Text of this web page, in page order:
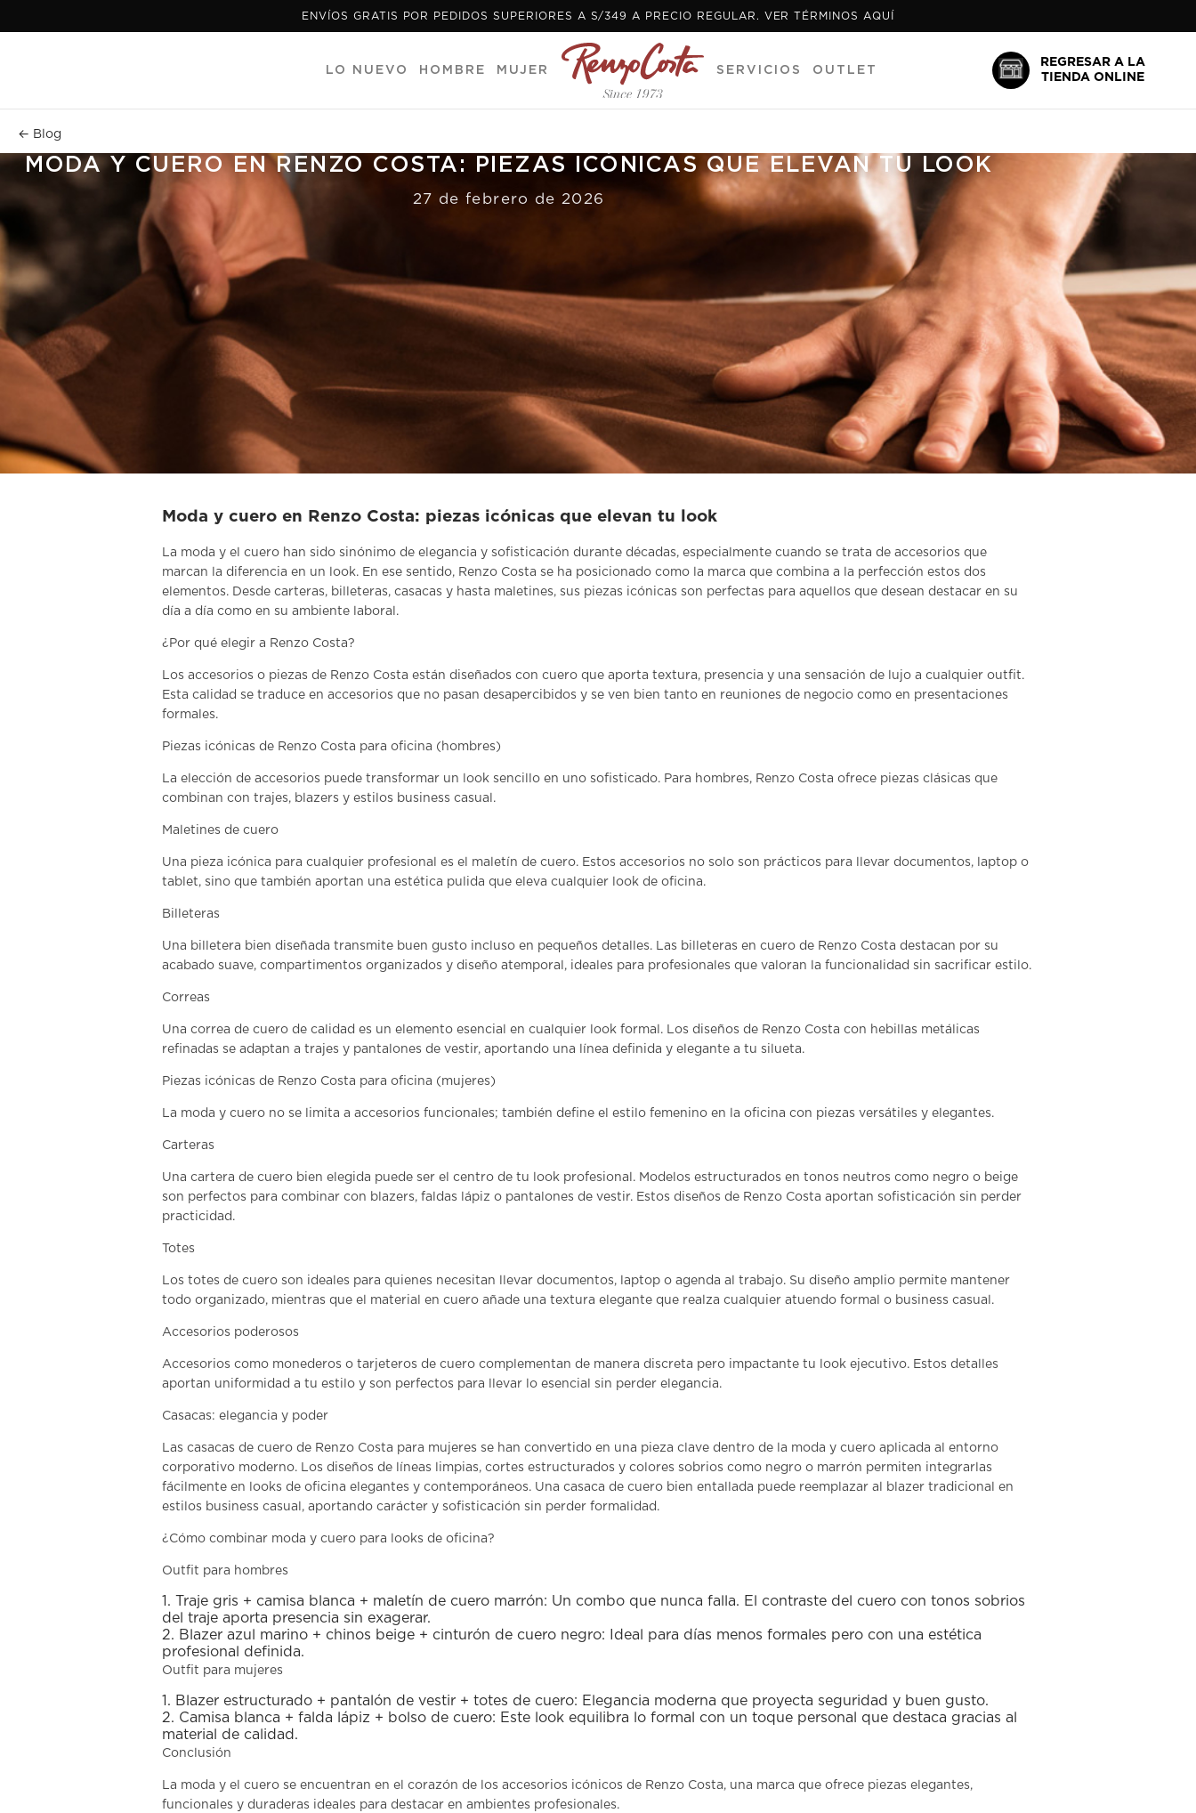
ENVÍOS GRATIS POR PEDIDOS SUPERIORES A S/349 A PRECIO REGULAR. VER TÉRMINOS AQUÍ
LO NUEVO HOMBRE MUJER SERVICIOS OUTLET
REGRESAR A LA
TIENDA ONLINE
← Blog
MODA Y CUERO EN RENZO COSTA: PIEZAS ICÓNICAS QUE ELEVAN TU LOOK
27 de febrero de 2026
Moda y cuero en Renzo Costa: piezas icónicas que elevan tu look
La moda y el cuero han sido sinónimo de elegancia y sofisticación durante décadas, especialmente cuando se trata de accesorios que
marcan la diferencia en un look. En ese sentido, Renzo Costa se ha posicionado como la marca que combina a la perfección estos dos
elementos. Desde carteras, billeteras, casacas y hasta maletines, sus piezas icónicas son perfectas para aquellos que desean destacar en su
día a día como en su ambiente laboral.
¿Por qué elegir a Renzo Costa?
Los accesorios o piezas de Renzo Costa están diseñados con cuero que aporta textura, presencia y una sensación de lujo a cualquier outfit.
Esta calidad se traduce en accesorios que no pasan desapercibidos y se ven bien tanto en reuniones de negocio como en presentaciones
formales.
Piezas icónicas de Renzo Costa para oficina (hombres)
La elección de accesorios puede transformar un look sencillo en uno sofisticado. Para hombres, Renzo Costa ofrece piezas clásicas que
combinan con trajes, blazers y estilos business casual.
Maletines de cuero
Una pieza icónica para cualquier profesional es el maletín de cuero. Estos accesorios no solo son prácticos para llevar documentos, laptop o
tablet, sino que también aportan una estética pulida que eleva cualquier look de oficina.
Billeteras
Una billetera bien diseñada transmite buen gusto incluso en pequeños detalles. Las billeteras en cuero de Renzo Costa destacan por su
acabado suave, compartimentos organizados y diseño atemporal, ideales para profesionales que valoran la funcionalidad sin sacrificar estilo.
Correas
Una correa de cuero de calidad es un elemento esencial en cualquier look formal. Los diseños de Renzo Costa con hebillas metálicas
refinadas se adaptan a trajes y pantalones de vestir, aportando una línea definida y elegante a tu silueta.
Piezas icónicas de Renzo Costa para oficina (mujeres)
La moda y cuero no se limita a accesorios funcionales; también define el estilo femenino en la oficina con piezas versátiles y elegantes.
Carteras
Una cartera de cuero bien elegida puede ser el centro de tu look profesional. Modelos estructurados en tonos neutros como negro o beige
son perfectos para combinar con blazers, faldas lápiz o pantalones de vestir. Estos diseños de Renzo Costa aportan sofisticación sin perder
practicidad.
Totes
Los totes de cuero son ideales para quienes necesitan llevar documentos, laptop o agenda al trabajo. Su diseño amplio permite mantener
todo organizado, mientras que el material en cuero añade una textura elegante que realza cualquier atuendo formal o business casual.
Accesorios poderosos
Accesorios como monederos o tarjeteros de cuero complementan de manera discreta pero impactante tu look ejecutivo. Estos detalles
aportan uniformidad a tu estilo y son perfectos para llevar lo esencial sin perder elegancia.
Casacas: elegancia y poder
Las casacas de cuero de Renzo Costa para mujeres se han convertido en una pieza clave dentro de la moda y cuero aplicada al entorno
corporativo moderno. Los diseños de líneas limpias, cortes estructurados y colores sobrios como negro o marrón permiten integrarlas
fácilmente en looks de oficina elegantes y contemporáneos. Una casaca de cuero bien entallada puede reemplazar al blazer tradicional en
estilos business casual, aportando carácter y sofisticación sin perder formalidad.
¿Cómo combinar moda y cuero para looks de oficina?
Outfit para hombres
1. Traje gris + camisa blanca + maletín de cuero marrón: Un combo que nunca falla. El contraste del cuero con tonos sobrios
del traje aporta presencia sin exagerar.
2. Blazer azul marino + chinos beige + cinturón de cuero negro: Ideal para días menos formales pero con una estética
profesional definida.
Outfit para mujeres
1. Blazer estructurado + pantalón de vestir + totes de cuero: Elegancia moderna que proyecta seguridad y buen gusto.
2. Camisa blanca + falda lápiz + bolso de cuero: Este look equilibra lo formal con un toque personal que destaca gracias al
material de calidad.
Conclusión
La moda y el cuero se encuentran en el corazón de los accesorios icónicos de Renzo Costa, una marca que ofrece piezas elegantes,
funcionales y duraderas ideales para destacar en ambientes profesionales.